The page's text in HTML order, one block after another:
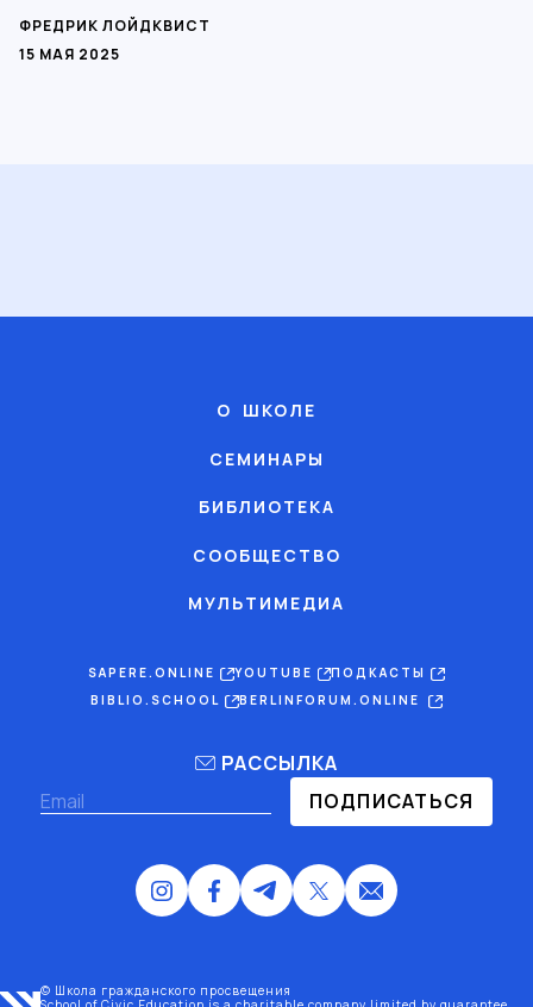
ФРЕДРИК ЛОЙДКВИСТ
15 МАЯ 2025
О ШКОЛЕ
СЕМИНАРЫ
БИБЛИОТЕКА
СООБЩЕСТВО
МУЛЬТИМЕДИА
SAPERE.ONLINE YOUTUBE
ПОДКАСТЫ
BIBLIO.SCHOOL
BERLINFORUM.ONLINE
РАССЫЛКА
ПОДПИСАТЬСЯ
© Школа гражданского просвещения